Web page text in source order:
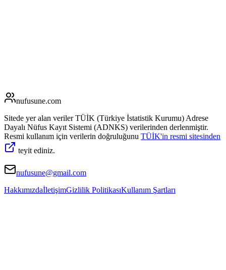
nufusune.com
Sitede yer alan veriler TÜİK (Türkiye İstatistik Kurumu) Adrese
Dayalı Nüfus Kayıt Sistemi (ADNKS) verilerinden derlenmiştir.
Resmi kullanım için verilerin doğruluğunu TÜİK'in resmi sitesinden
teyit ediniz.
nufusune@gmail.com
HakkımızdaİletişimGizlilik PolitikasıKullanım Şartları